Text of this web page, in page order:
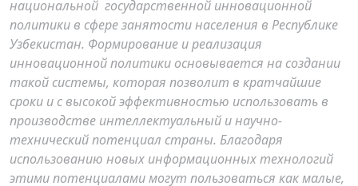
национальной государственной инновационной
политики в сфере занятости населения в Республике
Узбекистан. Формирование и реализация
инновационной политики основывается на создании
такой системы, которая позволит в кратчайшие
сроки и с высокой эффективностью использовать в
производстве интеллектуальный и научно-
технический потенциал страны. Благодаря
использованию новых информационных технологий
этими потенциалами могут пользоваться как малые,